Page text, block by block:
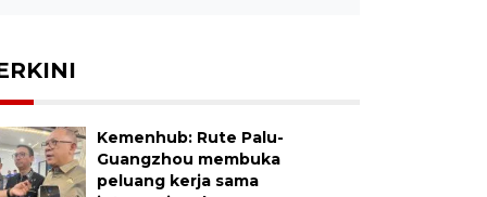
Kemenhub: Rute Palu-
Guangzhou membuka
peluang kerja sama